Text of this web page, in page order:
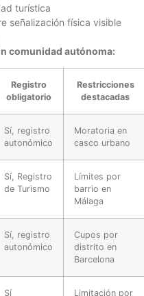
turística
señalización física visible
comunidad autónoma:
Registro
obligatorio
Restricciones
destacadas
Sí, registro
autonómico
Moratoria en
casco urbano
Sí, Registro
de Turismo
Límites por
barrio en
Málaga
Sí, registro
autonómico
Cupos por
distrito en
Barcelona
Sí
Limitación por